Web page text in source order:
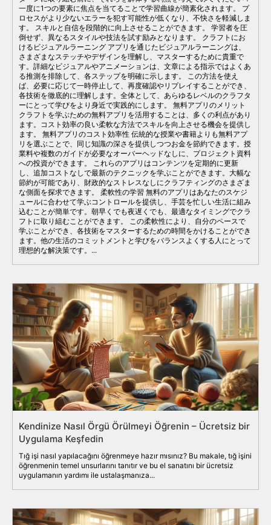
一度に1つの要素に焦点を当てることで学習曲線が簡素化されます。 プ
ロセスがより少ないエラーを犯す可能性が低くなり、不快さを軽減しま
す。 スキルと自信を段階的に向上させることができます。 学習者を圧
倒せず、異なるスタイルや技法を試す励みとなります。 クラフトにお
けるビジュアルラーニング アプリを通じたビジュアルラーニングは、
さまざまなステッチやデザインを理解し、マスターするために貴重で
す。詳細なビジュアルやアニメーションは、文章による指示ではよくあ
る推測を排除して、各ステップを明確に示します。 この方法を使え
ば、必要に応じて一時停止して、再度確認やリプレイすることができ、
各技術を徹底的に理解します。全体として、あらゆるレベルのクラフタ
ーにとって学びをより身近で実践的にします。 無料アプリのメリット
クラフトを学ぶための無料アプリを活用することは、多くの利点があり
ます。コスト効率の良い柔軟な方法でスキルを向上させる機会を提供し
ます。 無料アプリのコスト効率性 伝統的な授業や書籍よりも無料アプ
リを選ぶことで、同じ知識の深さを提供しつつお金を節約できます。授
業料や複数のガイドが必要なオーバーヘッドなしに、プロジェクト資料
への投資ができます。 これらのアプリはコンテンツを定期的に更新
し、追加コストなしで最新のテクニックを学ぶことができます。大幅な
節約が可能であり、財政的なストレスなしにクラフティングのさまざま
な側面を探求できます。 柔軟性の学習 無料のアプリはあなたのスケジ
ュールに合わせて学ぶコントロールを提供し、手芸を忙しい生活に組み
込むことが簡単です。朝早くでも夜遅くでも、最適なタイミングでクラ
フトに取り組むことができます。 この柔軟性により、自分のペースで
学ぶことができ、各技術をマスターするための時間をかけることができ
ます。他の生活のコミットメントと学びをバランスよくする人にとって
理想的な解決策です。...
Kendinize Nasıl Örgü Örülmeyi Öğrenin – Ücretsiz bir
Uygulama Keşfedin
Tığ işi nasıl yapılacağını öğrenmeye hazır mısınız? Bu makale, tığ işini
öğrenmenin temel unsurlarını tanıtır ve bu el sanatını bir ücretsiz
uygulamanın yardımı ile ustalaşmanıza...